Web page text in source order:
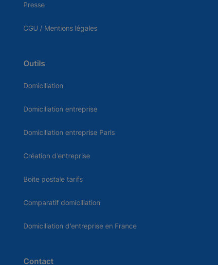
Presse
CGU / Mentions légales
Outils
Domiciliation
Domiciliation entreprise
Domiciliation entreprise Paris
Création d'entreprise
Boite postale tarifs
Comparatif domiciliation
Domiciliation d'entreprise en France
Contact